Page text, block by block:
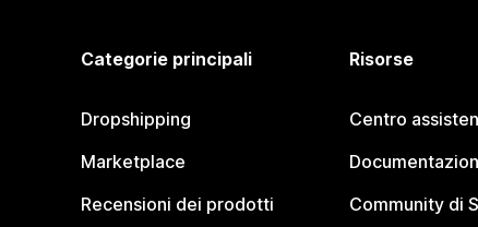
Categorie principali
Dropshipping
Marketplace
Recensioni dei prodotti
Risorse
Centro
Community di